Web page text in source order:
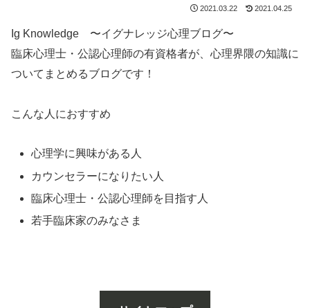
2021.03.22 2021.04.25
Ig Knowledge 〜イグナレッジ心理ブログ〜
臨床心理士・公認心理師の有資格者が、心理界隈の知識に
ついてまとめるブログです！
こんな人におすすめ
心理学に興味がある人
カウンセラーになりたい人
臨床心理士・公認心理師を目指す人
若手臨床家のみなさま